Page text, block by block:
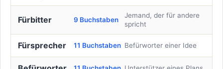
Fürbitter 9 Buchstaben
Jemand, der für andere
spricht
Fürsprecher 11 Buchstaben Befürworter einer Idee